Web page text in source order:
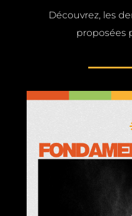
Découvrez, les
proposées